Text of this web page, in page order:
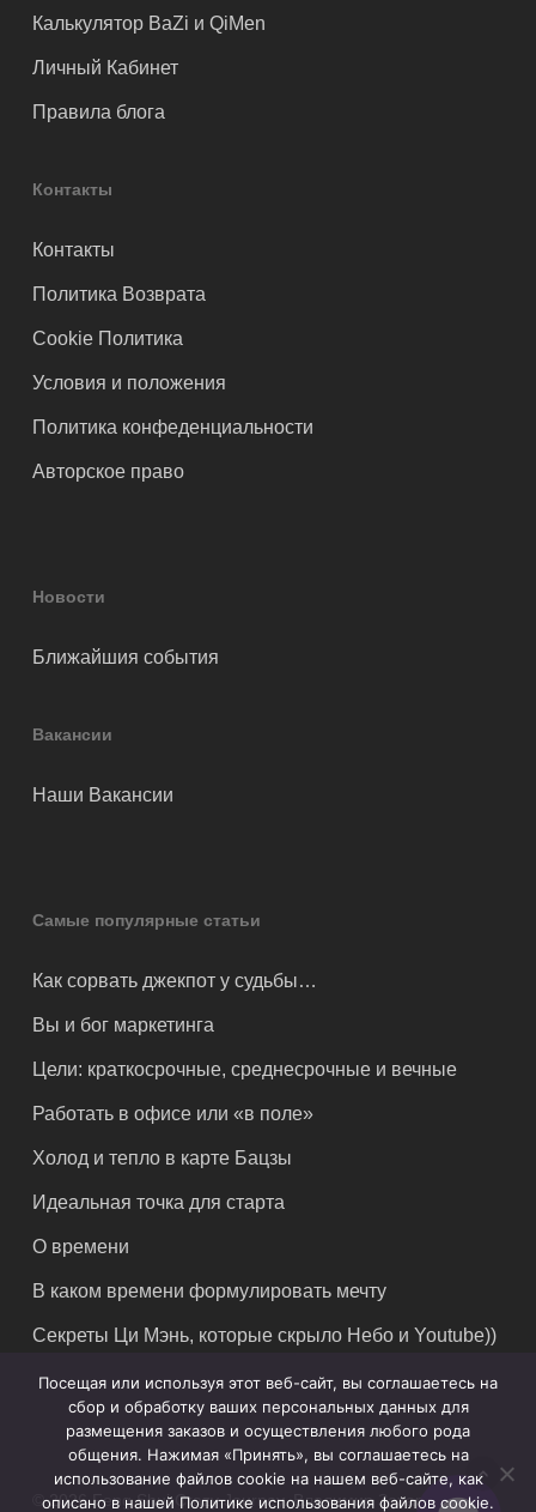
Калькулятор BaZi и QiMen
Личный Кабинет
Правила блога
Контакты
Контакты
Политика Возврата
Cookie Политика
Условия и положения
Политика конфеденциальности
Авторское право
Новости
Ближайшия события
Вакансии
Наши Вакансии
Самые популярные статьи
Как сорвать джекпот у судьбы…
Вы и бог маркетинга
Цели: краткосрочные, среднесрочные и вечные
Работать в офисе или «в поле»
Холод и тепло в карте Бацзы
Идеальная точка для старта
О времени
В каком времени формулировать мечту
Секреты Ци Мэнь, которые скрыло Небо и Youtube))
© 2026 Feng Shui Crazy Journey. Владимир Захаров. Все
Посещая или используя этот веб-сайт, вы соглашаетесь на
сбор и обработку ваших персональных данных для
размещения заказов и осуществления любого рода
общения. Нажимая «Принять», вы соглашаетесь на
использование файлов cookie на нашем веб-сайте, как
описано в нашей Политике использования файлов cookie.